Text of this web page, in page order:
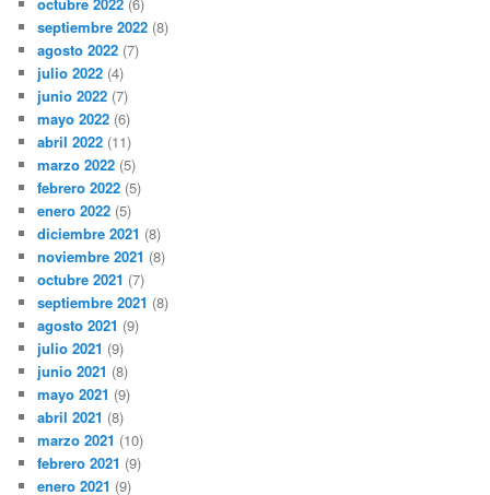
octubre 2022 (6)
septiembre 2022 (8)
agosto 2022 (7)
julio 2022 (4)
junio 2022 (7)
mayo 2022 (6)
abril 2022 (11)
marzo 2022 (5)
febrero 2022 (5)
enero 2022 (5)
diciembre 2021 (8)
noviembre 2021 (8)
octubre 2021 (7)
septiembre 2021 (8)
agosto 2021 (9)
julio 2021 (9)
junio 2021 (8)
mayo 2021 (9)
abril 2021 (8)
marzo 2021 (10)
febrero 2021 (9)
enero 2021 (9)